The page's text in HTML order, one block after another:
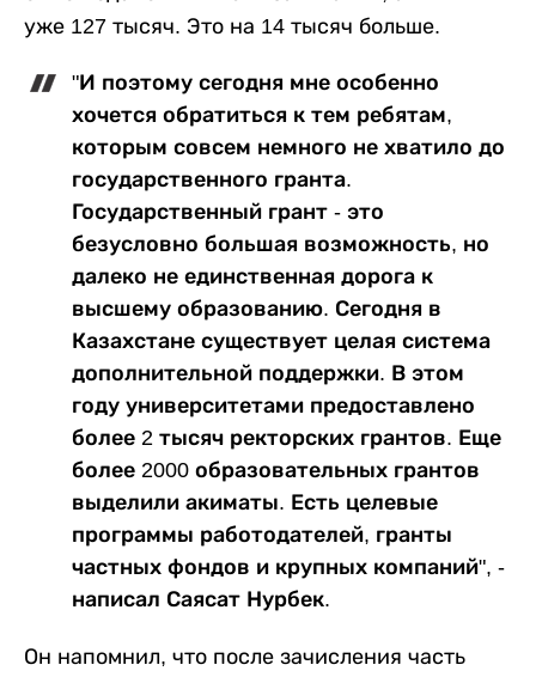
уже 127 тысяч. Это на 14 тысяч больше.
"И поэтому сегодня мне особенно
хочется обратиться к тем ребятам,
которым совсем немного не хватило до
государственного гранта.
Государственный грант - это
безусловно большая возможность, но
далеко не единственная дорога к
высшему образованию. Сегодня в
Казахстане существует целая система
дополнительной поддержки. В этом
году университетами предоставлено
более 2 тысяч ректорских грантов. Еще
более 2000 образовательных грантов
выделили акиматы. Есть целевые
программы работодателей, гранты
частных фондов и крупных компаний", -
написал Саясат Нурбек.
Он напомнил, что после зачисления часть